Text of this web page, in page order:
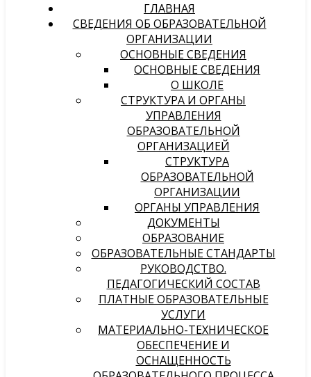
ГЛАВНАЯ
СВЕДЕНИЯ ОБ ОБРАЗОВАТЕЛЬНОЙ
ОРГАНИЗАЦИИ
ОСНОВНЫЕ СВЕДЕНИЯ
ОСНОВНЫЕ СВЕДЕНИЯ
О ШКОЛЕ
СТРУКТУРА И ОРГАНЫ
УПРАВЛЕНИЯ
ОБРАЗОВАТЕЛЬНОЙ
ОРГАНИЗАЦИЕЙ
СТРУКТУРА
ОБРАЗОВАТЕЛЬНОЙ
ОРГАНИЗАЦИИ
ОРГАНЫ УПРАВЛЕНИЯ
ДОКУМЕНТЫ
ОБРАЗОВАНИЕ
ОБРАЗОВАТЕЛЬНЫЕ СТАНДАРТЫ
РУКОВОДСТВО.
ПЕДАГОГИЧЕСКИЙ СОСТАВ
ПЛАТНЫЕ ОБРАЗОВАТЕЛЬНЫЕ
УСЛУГИ
МАТЕРИАЛЬНО-ТЕХНИЧЕСКОЕ
ОБЕСПЕЧЕНИЕ И
ОСНАЩЕННОСТЬ